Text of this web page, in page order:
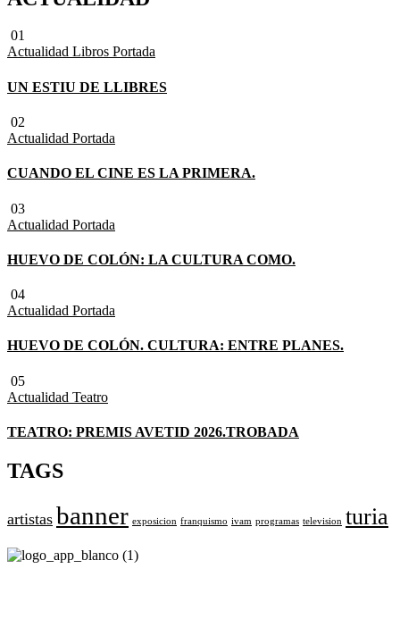
01
Actualidad Libros Portada
UN ESTIU DE LLIBRES
02
Actualidad Portada
CUANDO EL CINE ES LA PRIMERA.
03
Actualidad Portada
HUEVO DE COLÓN: LA CULTURA COMO.
04
Actualidad Portada
HUEVO DE COLÓN. CULTURA: ENTRE PLANES.
05
Actualidad Teatro
TEATRO: PREMIS AVETID 2026.TROBADA
TAGS
artistas banner exposicion franquismo ivam programas television turia